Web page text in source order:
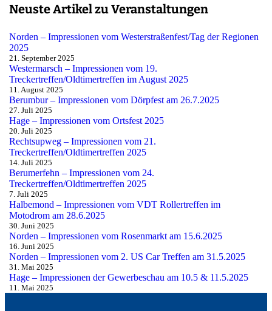
Neuste Artikel zu Veranstaltungen
Norden – Impressionen vom Westerstraßenfest/Tag der Regionen
2025
21. September 2025
Westermarsch – Impressionen vom 19.
Treckertreffen/Oldtimertreffen im August 2025
11. August 2025
Berumbur – Impressionen vom Dörpfest am 26.7.2025
27. Juli 2025
Hage – Impressionen vom Ortsfest 2025
20. Juli 2025
Rechtsupweg – Impressionen vom 21.
Treckertreffen/Oldtimertreffen 2025
14. Juli 2025
Berumerfehn – Impressionen vom 24.
Treckertreffen/Oldtimertreffen 2025
7. Juli 2025
Halbemond – Impressionen vom VDT Rollertreffen im
Motodrom am 28.6.2025
30. Juni 2025
Norden – Impressionen vom Rosenmarkt am 15.6.2025
16. Juni 2025
Norden – Impressionen vom 2. US Car Treffen am 31.5.2025
31. Mai 2025
Hage – Impressionen der Gewerbeschau am 10.5 & 11.5.2025
11. Mai 2025